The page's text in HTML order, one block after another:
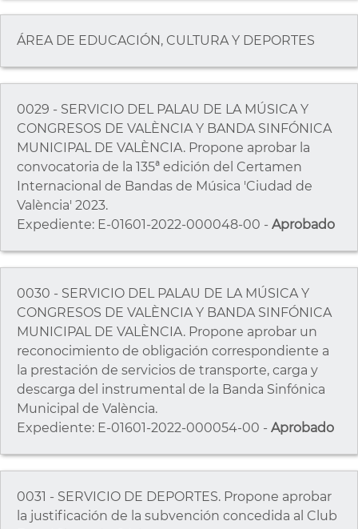
ÁREA DE EDUCACIÓN, CULTURA Y DEPORTES
0029 - SERVICIO DEL PALAU DE LA MÚSICA Y
CONGRESOS DE VALÈNCIA Y BANDA SINFÓNICA
MUNICIPAL DE VALÈNCIA. Propone aprobar la
convocatoria de la 135ª edición del Certamen
Internacional de Bandas de Música 'Ciudad de
València' 2023.
Expediente: E-01601-2022-000048-00 - Aprobado
0030 - SERVICIO DEL PALAU DE LA MÚSICA Y
CONGRESOS DE VALÈNCIA Y BANDA SINFÓNICA
MUNICIPAL DE VALÈNCIA. Propone aprobar un
reconocimiento de obligación correspondiente a
la prestación de servicios de transporte, carga y
descarga del instrumental de la Banda Sinfónica
Municipal de València.
Expediente: E-01601-2022-000054-00 - Aprobado
0031 - SERVICIO DE DEPORTES. Propone aprobar
la justificación de la subvención concedida al Club